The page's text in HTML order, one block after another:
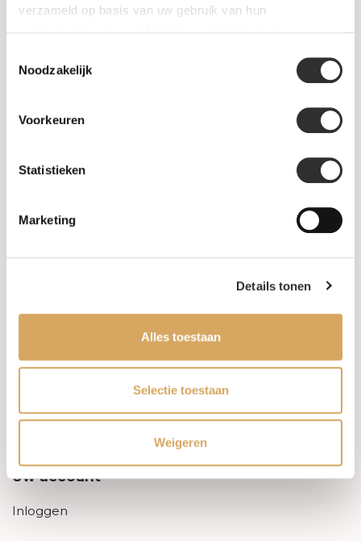
verzameld op basis van uw gebruik van hun
Noodzakelijk
Voorkeuren
Statistieken
Marketing
Details tonen
Alles toestaan
Selectie toestaan
Weigeren
Informatie
Leveringsvoorwaarden
Privacy Policy
Uw account
Inloggen